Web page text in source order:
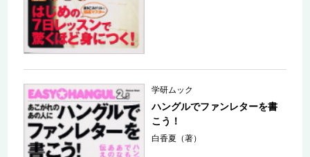
学研ムック
ハングルでファンレターを書
こう！
白香夏（著）